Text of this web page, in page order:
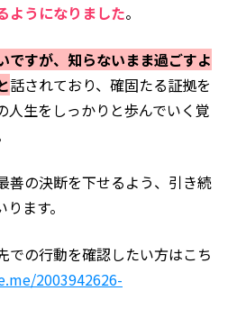
ようになりました。
ですが、知らないまま過ごすよ
話されており、確固たる証拠を
人生をしっかりと歩んでいく覚
善の決断を下せるよう、引き続
ます。
での行動を確認したい方はこち
2003942626-